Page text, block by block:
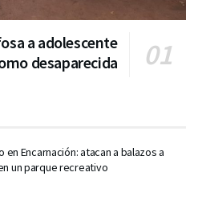
a adolescente
desaparecida
Encarnación: atacan a balazos a
un parque recreativo